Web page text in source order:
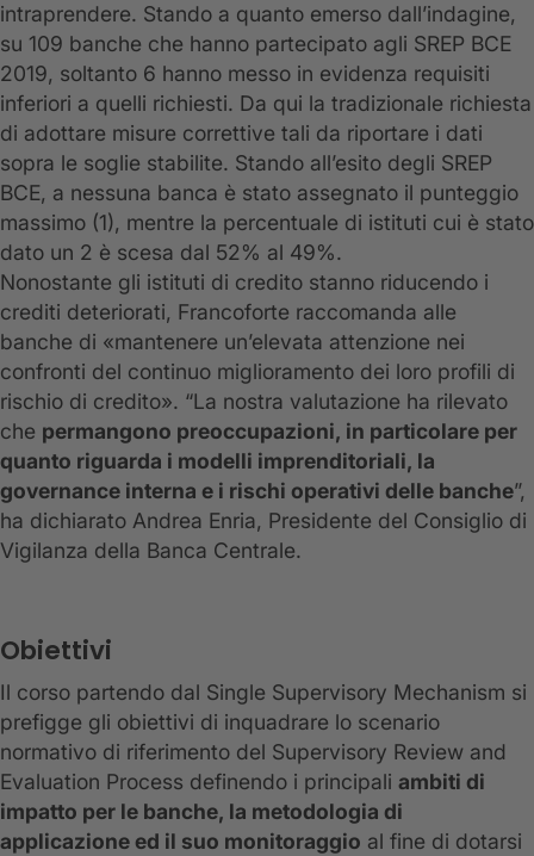
intraprendere. Stando a quanto emerso dall’indagine,
su 109 banche che hanno partecipato agli SREP BCE
2019, soltanto 6 hanno messo in evidenza requisiti
inferiori a quelli richiesti. Da qui la tradizionale richiesta
di adottare misure correttive tali da riportare i dati
sopra le soglie stabilite. Stando all’esito degli SREP
BCE, a nessuna banca è stato assegnato il punteggio
massimo (1), mentre la percentuale di istituti cui è stato
dato un 2 è scesa dal 52% al 49%.
Nonostante gli istituti di credito stanno riducendo i
crediti deteriorati, Francoforte raccomanda alle
banche di «mantenere un’elevata attenzione nei
confronti del continuo miglioramento dei loro profili di
rischio di credito». “La nostra valutazione ha rilevato
che permangono preoccupazioni, in particolare per
quanto riguarda i modelli imprenditoriali, la
governance interna e i rischi operativi delle banche”,
ha dichiarato Andrea Enria, Presidente del Consiglio di
Vigilanza della Banca Centrale.
Obiettivi
Il corso partendo dal Single Supervisory Mechanism si
prefigge gli obiettivi di inquadrare lo scenario
normativo di riferimento del Supervisory Review and
Evaluation Process definendo i principali ambiti di
impatto per le banche, la metodologia di
applicazione ed il suo monitoraggio al fine di dotarsi